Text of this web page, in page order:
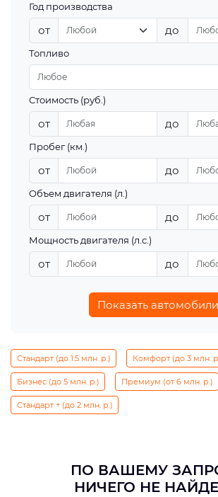
Год производства
от до
Топливо
Стоимость (руб.)
от до
Пробег (км.)
от до
Объем двигателя (л.)
от до
Мощность двигателя (л.с.)
от до
Показать автомобили
Стандарт (до 1.5 млн. р.) Комфорт (до 3 млн.
Бизнес (до 5 млн. р.) Премиум (от 6 млн. р.)
Стандарт + (до 2 млн. р.)
ПО ВАШЕМУ
НИЧЕГО НЕ